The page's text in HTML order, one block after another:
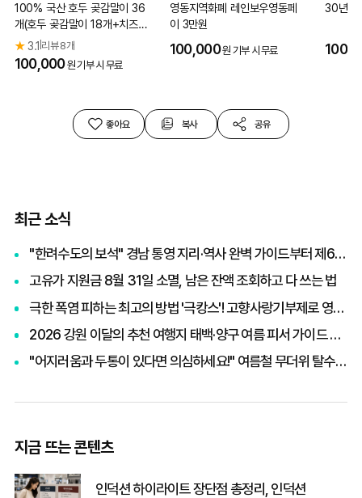
100% 국산 호두 곶감말이 36
개(호두 곶감말이 18개+치즈
곶감말이 18개)
★3.1 리뷰 8개
100,000원 기부 시 무료
영동지역화폐 레인보우영동페
이 3만원
100,000원 기부 시 무료
30년
좋아요 복사 공유
최근 소식
"한려수도의 보석" 경남 통영 지리·역사 완벽 가이드부터 제65회 통영한산대첩축제까지 총정리
고유가 지원금 8월 31일 소멸, 남은 잔액 조회하고 다 쓰는 법
극한 폭염 피하는 최고의 방법 '극캉스'! 고향사랑기부제로 영화관람권 받고 세액공제까지 챙기기
2026 강원 이달의 추천 여행지 태백·양구 여름 피서 가이드 및 빙고 스탬프 투어 이벤트 혜택 총정리
"어지러움과 두통이 있다면 의심하세요!" 여름철 무더위 탈수증상 원인과 응급 대처법
지금 뜨는 콘텐츠
인덕션 하이라이트 장단점 총정리, 인덕션